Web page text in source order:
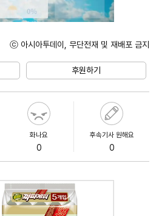
ⓒ 아시아투데이, 무단전재 및 재배포 금지
후원하기
화나요
0
후속기사 원해요
0